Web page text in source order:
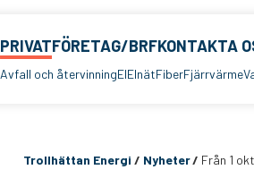
PRIVAT
Avfall och återvinningElElnätFiberFjärrvärme
FÖRETAG/BRFKONTAKTA
Trollhättan Energi / Nyheter/ Från 1